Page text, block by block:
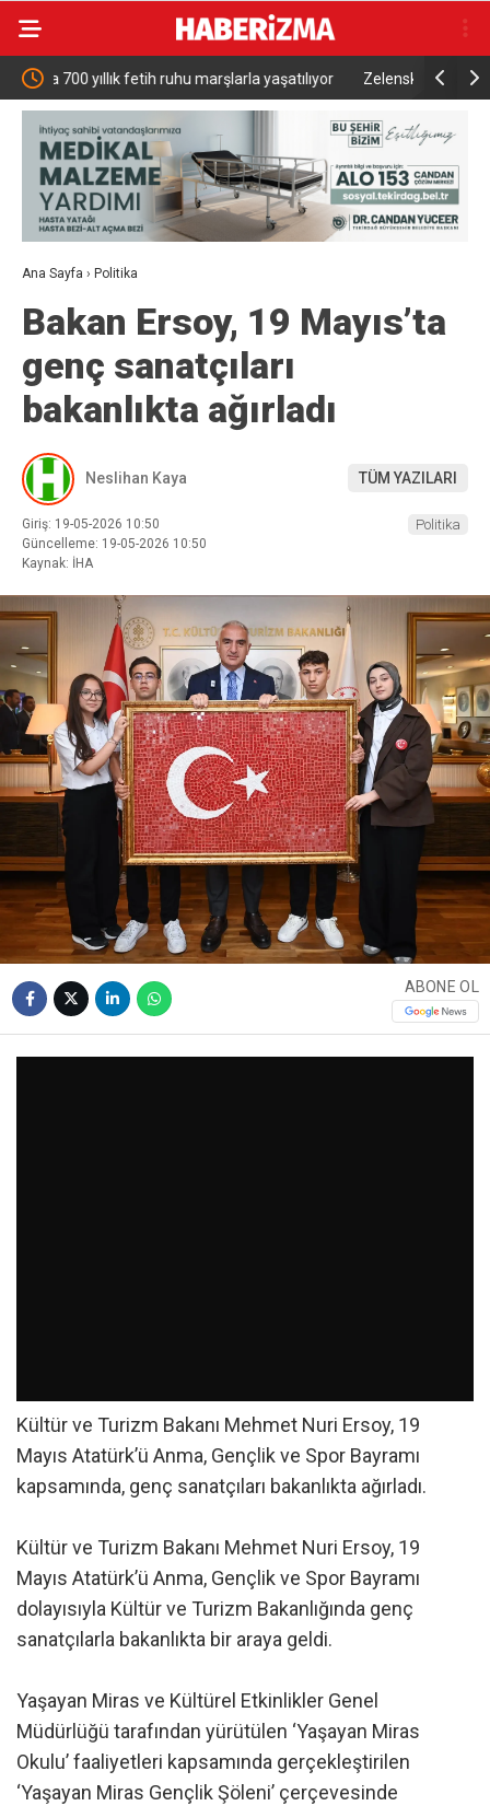
Zelenskiy’nin açıklaması sonrası Kosova’daki dev
Ukrayna bayrağı kaldırıldı
Ana Sayfa › Politika
Bakan Ersoy, 19 Mayıs’ta
genç sanatçıları
bakanlıkta ağırladı
Neslihan Kaya TÜM YAZILARI
Giriş: 19-05-2026 10:50
Güncelleme: 19-05-2026 10:50
Kaynak: İHA
Politika
ABONE OL
Kültür ve Turizm Bakanı Mehmet Nuri Ersoy, 19
Mayıs Atatürk’ü Anma, Gençlik ve Spor Bayramı
kapsamında, genç sanatçıları bakanlıkta ağırladı.
Kültür ve Turizm Bakanı Mehmet Nuri Ersoy, 19
Mayıs Atatürk’ü Anma, Gençlik ve Spor Bayramı
dolayısıyla Kültür ve Turizm Bakanlığında genç
sanatçılarla bakanlıkta bir araya geldi.
Yaşayan Miras ve Kültürel Etkinlikler Genel
Müdürlüğü tarafından yürütülen ‘Yaşayan Miras
Okulu’ faaliyetleri kapsamında gerçekleştirilen
‘Yaşayan Miras Gençlik Şöleni’ çerçevesinde